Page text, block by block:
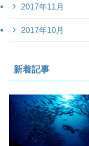
2017年11月
2017年10月
新着記事